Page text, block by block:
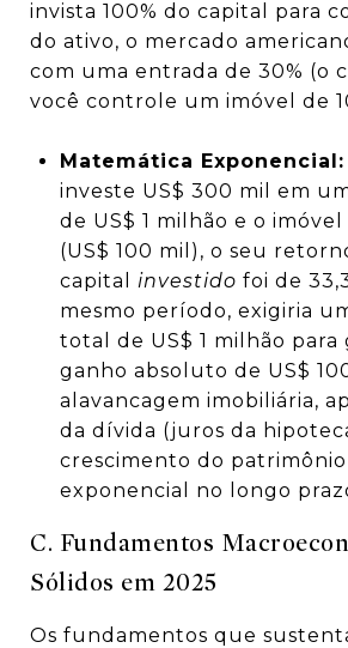
invista 100% do capital para
do ativo, o mercado
com uma entrada de 30% (o
você controle um imóvel de
Matemática Exponencial:
investe US$ 300 mil em
de US$ 1 milhão e o imóvel
(US$ 100 mil), o seu
capital investido foi de
mesmo período, exigiria
total de US$ 1 milhão para
ganho absoluto de US$
alavancagem imobiliária,
da dívida (juros da
crescimento do
exponencial no longo
C. Fundamentos
Sólidos em 2025
Os fundamentos que